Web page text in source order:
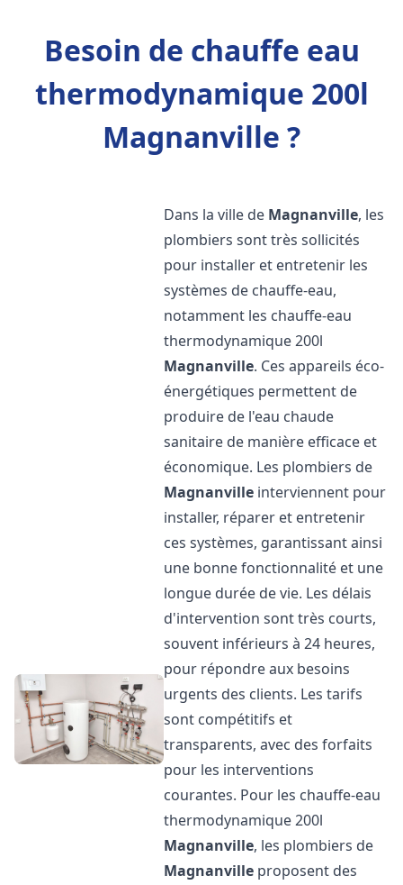
Besoin de chauffe eau
thermodynamique 200l
Magnanville ?
Dans la ville de Magnanville, les
plombiers sont très sollicités
pour installer et entretenir les
systèmes de chauffe-eau,
notamment les chauffe-eau
thermodynamique 200l
Magnanville. Ces appareils éco-
énergétiques permettent de
produire de l'eau chaude
sanitaire de manière efficace et
économique. Les plombiers de
Magnanville interviennent pour
installer, réparer et entretenir
ces systèmes, garantissant ainsi
une bonne fonctionnalité et une
longue durée de vie. Les délais
d'intervention sont très courts,
souvent inférieurs à 24 heures,
pour répondre aux besoins
urgents des clients. Les tarifs
sont compétitifs et
transparents, avec des forfaits
pour les interventions
courantes. Pour les chauffe-eau
thermodynamique 200l
Magnanville, les plombiers de
Magnanville proposent des